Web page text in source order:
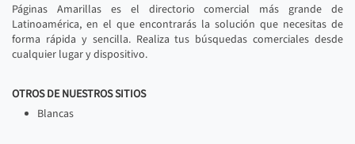
Páginas Amarillas es el directorio comercial más grande de
Latinoamérica, en el que encontrarás la solución que necesitas de
forma rápida y sencilla. Realiza tus búsquedas comerciales desde
cualquier lugar y dispositivo.
OTROS DE NUESTROS SITIOS
Blancas